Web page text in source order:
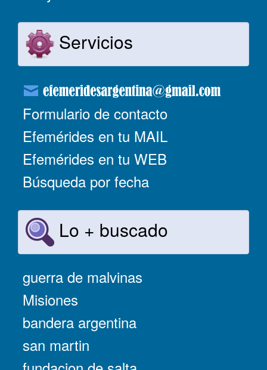
Servicios
Formulario de contacto
Efemérides en tu MAIL
Efemérides en tu WEB
Búsqueda por fecha
Lo + buscado
guerra de malvinas
Misiones
bandera argentina
san martin